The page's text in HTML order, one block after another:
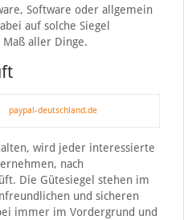
Software oder allgemein
auf solche Siegel
aller Dinge.
paypal-deutschland.de
wird jeder interessierte
nach
Die Gütesiegel stehen im
und sicheren
immer im Vordergrund und